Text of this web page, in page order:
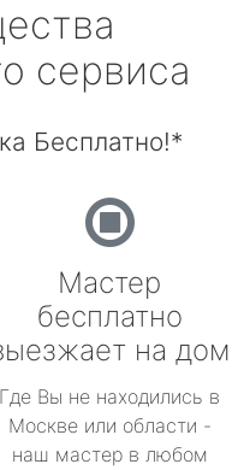
сервиса
Бесплатно!*
Мастер
бесплатно
на дом
Где Вы не находились в
Москве или области -
наш мастер в любом